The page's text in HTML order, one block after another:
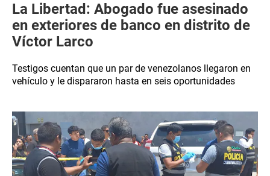
La Libertad: Abogado fue asesinado
en exteriores de banco en distrito de
Víctor Larco
Testigos cuentan que un par de venezolanos llegaron en
vehículo y le dispararon hasta en seis oportunidades